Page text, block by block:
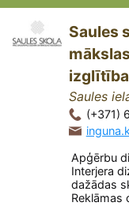
Saules
Saules
(+371)
Apģērbu
Interjera
dažādas
Reklāmas